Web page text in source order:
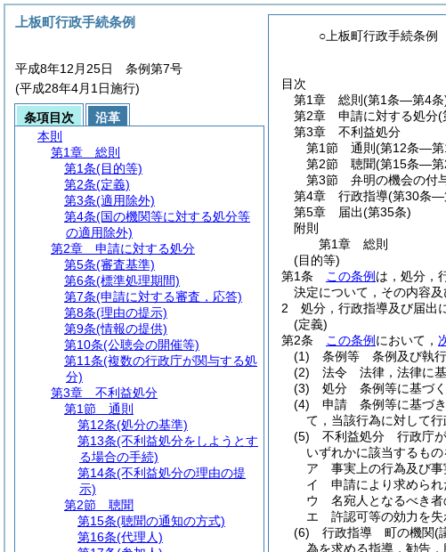
○上板町行政手続条例
目次
第1章
総則 (第1条―第4条
第2章
申請に対する処分(
第3章
不利益処分
第1節
通則 (第12条―第
第2節
聴聞(第15条―第
第3節
弁明の機会の付
第4章
行政指導(第30条―
第5章
届出(第35条)
附則
第1章
総則
(目的等)
第1条
この条例 は，処分，
決定について，その内容
2
処分，行政指導及び届出
(定義)
第2条
この条例 において，
(1)
条例等 条例及び執行
(2)
法令 法律，法律に
(3)
処分 条例等に基づく
(4)
申請 条例等に基づき
て，当該行為に対して
(5)
不利益処分 行政庁が
いずれかに該当するもの
ア
事実上の行為及び
イ
申請により求めら
ウ
名宛人となるべき
エ
許認可等の効力を
(6)
行政指導 町の機関(
為を求める指導，勧告
上板町行政手続条例
平成8年12月25日 条例第7号
(平成28年4月1日施行)
条項目次
沿革
本則
第1章
総則
第1条(目的等)
第2条(定義)
第3条(適用除外)
第4条(国の機関等に対する処分等
の適用除外)
第2章
申請に対する処分
第5条(審査基準)
第6条(標準処理期間)
第7条(申請に対する審査，応答)
第8条(理由の提示)
第9条(情報の提供)
第10条(公聴会の開催等)
第11条(複数の行政庁が関与する処
分)
第3章
不利益処分
第1節
通則
第12条(処分の基準)
第13条(不利益処分をしようとす
る場合の手続)
第14条(不利益処分の理由の提
示)
第2節
聴聞
第15条(聴聞の通知の方式)
第16条(代理人)